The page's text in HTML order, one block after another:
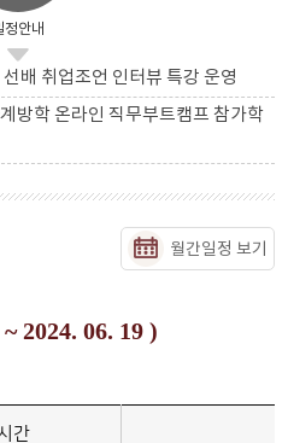
정안내
배 취업조언 인터뷰 특강 운영
방학 온라인 직무부트캠프 참가학
월간일정 보기
2024. 06. 19 )
간